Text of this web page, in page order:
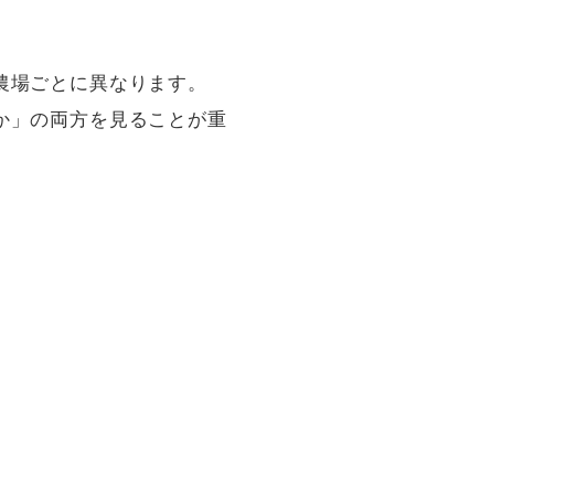
ごとに異なります。
」の両方を見ることが重